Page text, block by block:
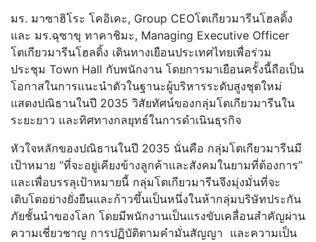
มร. มาซาฮิโระ โคอิเคะ, Group CEOโตเกียวมารีนโฮลดิ้ง
และ มร.ฉุซาขุ ทาคาชิมะ, Managing Executive Officer
โตเกียวมารีนโฮลดิ้ง เดินทางเยือนประเทศไทยเพื่อร่วม
ประชุม Town Hall กับพนักงาน โดยการมาเยือนครั้งนี้ถือเป็น
โอกาสในการแนะนำตัวในฐานะผู้บริหารระดับสูงชุดใหม่
แสดงปณิธานในปี 2035 วิสัยทัศน์ของกลุ่มโตเกียวมารีนใน
ระยะยาว และทิศทางกลยุทธ์ในการดำเนินธุรกิจ
หัวใจหลักของปณิธานในปี 2035 นั่นคือ กลุ่มโตเกียวมารีนมี
เป้าหมาย “ที่จะอยู่เคียงข้างลูกค้าและสังคมในยามที่ต้องการ”
และเพื่อบรรลุเป้าหมายนี้ กลุ่มโตเกียวมารีนจึงมุ่งมั่นที่จะ
เติบโตอย่างยั่งยืนและก้าวขึ้นเป็นหนึ่งในห้ากลุ่มบริษัทประกัน
ภัยชั้นนำของโลก โดยมีพนักงานเป็นแรงขับเคลื่อนสำคัญผ่าน
ความเชี่ยวชาญ การปฏิบัติตามคำมั่นสัญญา และความเป็น